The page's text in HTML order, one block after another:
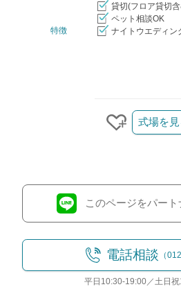
特徴
貸切(フロア貸切
ペット相談OK
ナイトウエディン
クリップ
式場を見
このページをパート
電話相談 （
平日10:30-19:00／土日